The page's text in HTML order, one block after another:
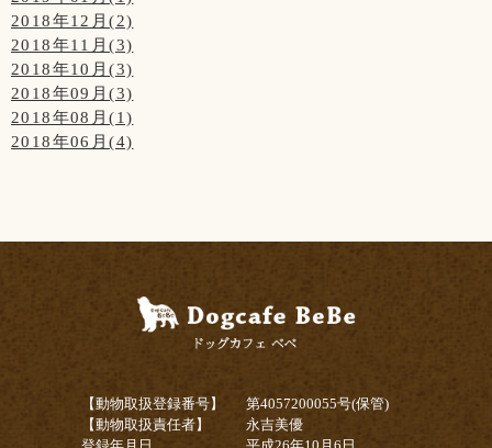
2018年12月(2)
2018年11月(3)
2018年10月(3)
2018年09月(3)
2018年08月(1)
2018年06月(4)
【動物取扱登録番号】
第4057200055号(保管)
【動物取扱責任者】
永吉美優
登録年月日
平成26年10月6日